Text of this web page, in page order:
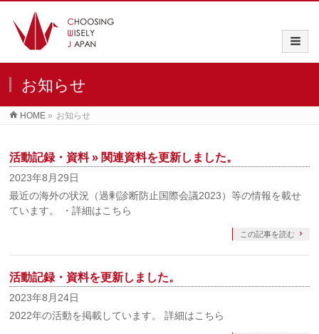
お知らせ
HOME » お知らせ
活動記録・資料 » 関連資料を更新しました。
2023年8月29日
最近の海外の状況（過剰診断防止国際会議2023）等の情報を載せ
ています。 ・詳細はこちら
この記事を読む
活動記録・資料を更新しました。
2023年8月24日
2022年の活動を掲載しています。 詳細はこちら